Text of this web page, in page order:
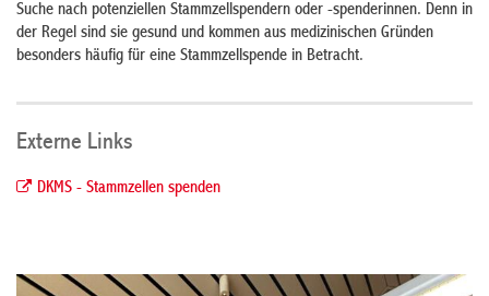
Suche nach potenziellen Stammzellspendern oder -spenderinnen. Denn in
der Regel sind sie gesund und kommen aus medizinischen Gründen
besonders häufig für eine Stammzellspende in Betracht.
Externe Links
DKMS - Stammzellen spenden